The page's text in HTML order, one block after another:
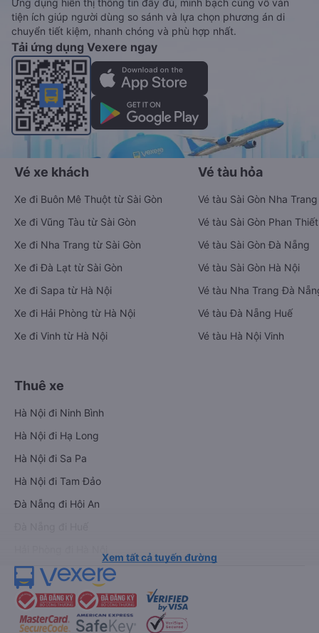
Ứng dụng hiển thị thông tin đầy đủ, minh bạch cùng vô vàn
tiện ích giúp người dùng so sánh và lựa chọn phương án di
chuyển tiết kiệm, nhanh chóng và phù hợp nhất.
Tải ứng dụng Vexere ngay
Vé xe khách
Xe đi Buôn Mê Thuột từ Sài Gòn
Xe đi Vũng Tàu từ Sài Gòn
Xe đi Nha Trang từ Sài Gòn
Xe đi Đà Lạt từ Sài Gòn
Xe đi Sapa từ Hà Nội
Xe đi Hải Phòng từ Hà Nội
Xe đi Vinh từ Hà Nội
Vé tàu hỏa
Vé tàu Sài Gòn Nha Trang
Vé tàu Sài Gòn Phan Thiết
Vé tàu Sài Gòn Đà Nẵng
Vé tàu Sài Gòn Hà Nội
Vé tàu Nha Trang Đà
Vé tàu Đà Nẵng Huế
Vé tàu Hà Nội Vinh
Thuê xe
Hà Nội đi Ninh Bình
Hà Nội đi Hạ Long
Hà Nội đi Sa Pa
Hà Nội đi Tam Đảo
Đà Nẵng đi Hội An
Xem tất cả tuyến đường